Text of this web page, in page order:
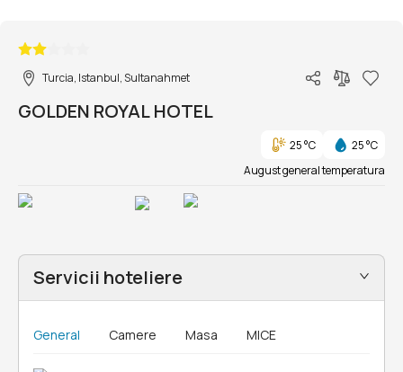
Turcia, Istanbul, Sultanahmet
GOLDEN ROYAL HOTEL
25 °C
25 °C
August general temperatura
Servicii hoteliere
General Camere Masa MICE